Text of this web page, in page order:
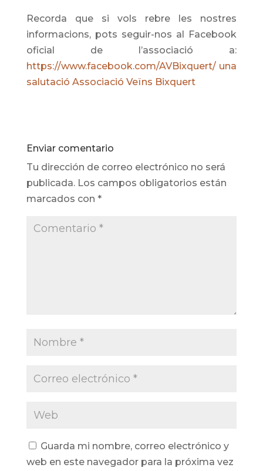
Recorda que si vols rebre les nostres
informacions, pots seguir-nos al Facebook
oficial de l’associació a:
https://www.facebook.com/AVBixquert/ una
salutació Associació Veïns Bixquert
Enviar comentario
Tu dirección de correo electrónico no será
publicada. Los campos obligatorios están
marcados con *
Guarda mi nombre, correo electrónico y
web en este navegador para la próxima vez